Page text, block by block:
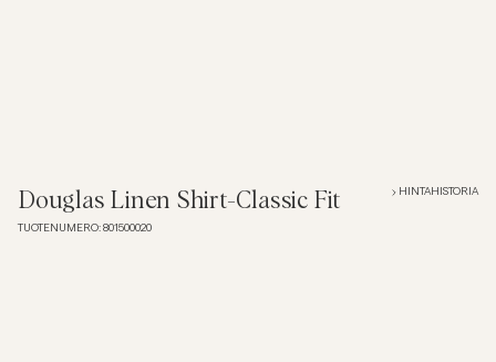
Paidat
Douglas Linen Shirt-Classic Fit
TUOTENUMERO: 801500020
HINTAHISTORIA